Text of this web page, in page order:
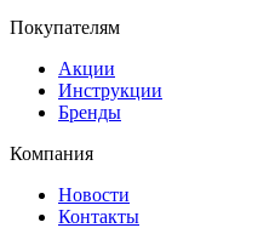
Покупателям
Акции
Инструкции
Бренды
Компания
Новости
Контакты